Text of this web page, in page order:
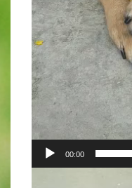
00:00